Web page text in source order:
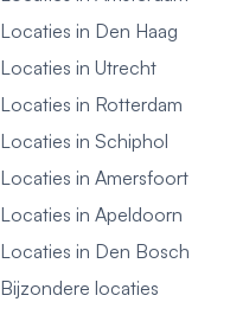
Locaties in Den Haag
Locaties in Utrecht
Locaties in Rotterdam
Locaties in Schiphol
Locaties in Amersfoort
Locaties in Apeldoorn
Locaties in Den Bosch
Bijzondere locaties